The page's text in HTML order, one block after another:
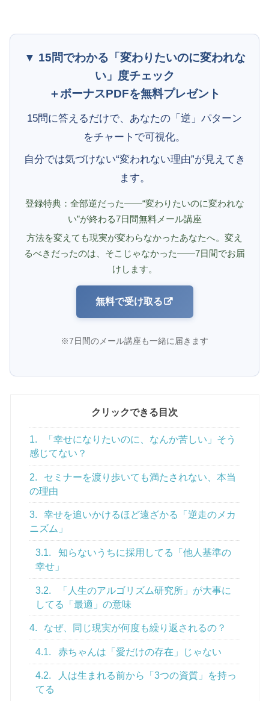
▼ 15問でわかる「変わりたいのに変われな
い」度チェック
＋ボーナスPDFを無料プレゼント
15問に答えるだけで、あなたの「逆」パターン
をチャートで可視化。
自分では気づけない“変われない理由”が見えてき
ます。
登録特典：全部逆だった——“変わりたいのに変われな
い”が終わる7日間無料メール講座
方法を変えても現実が変わらなかったあなたへ。変え
るべきだったのは、そこじゃなかった——7日間でお届
けします。
無料で受け取る
※7日間のメール講座も一緒に届きます
クリックできる目次
1.
「幸せになりたいのに、なんか苦しい」そう
感じてない？
2.
セミナーを渡り歩いても満たされない、本当
の理由
3.
幸せを追いかけるほど遠ざかる「逆走のメカ
ニズム」
3.1.
知らないうちに採用してる「他人基準の
幸せ」
3.2.
「人生のアルゴリズム研究所」が大事に
してる「最適」の意味
4. なぜ、同じ現実が何度も繰り返されるの？
4.1. 赤ちゃんは「愛だけの存在」じゃない
4.2.
人は生まれる前から「3つの資質」を持っ
てる